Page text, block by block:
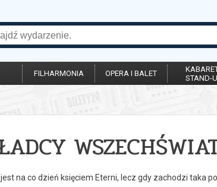
FILHARMONIA OPERA I BALET
STAND-
na co dzień księciem Eterni, lecz gdy zachodzi taka